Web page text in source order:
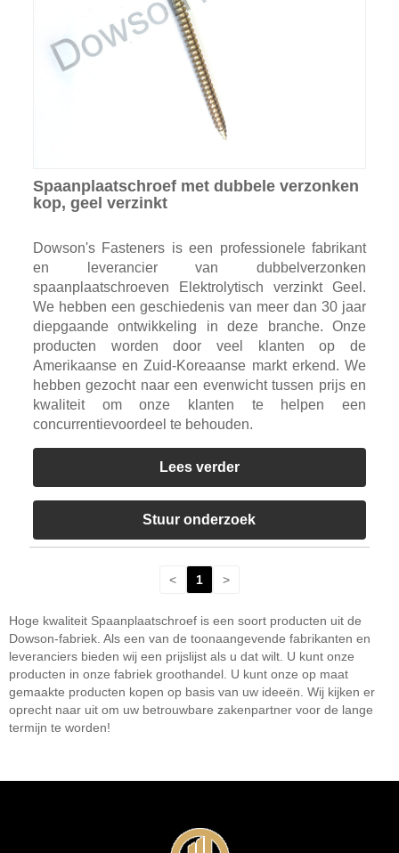
Spaanplaatschroef met dubbele verzonken
kop, geel verzinkt
Dowson's Fasteners is een professionele fabrikant
en leverancier van dubbelverzonken
spaanplaatschroeven Elektrolytisch verzinkt Geel.
We hebben een geschiedenis van meer dan 30 jaar
diepgaande ontwikkeling in deze branche. Onze
producten worden door veel klanten op de
Amerikaanse en Zuid-Koreaanse markt erkend. We
hebben gezocht naar een evenwicht tussen prijs en
kwaliteit om onze klanten te helpen een
concurrentievoordeel te behouden.
Lees verder
Stuur onderzoek
< 1 >
Hoge kwaliteit Spaanplaatschroef is een soort producten uit de
Dowson-fabriek. Als een van de toonaangevende fabrikanten en
leveranciers bieden wij een prijslijst als u dat wilt. U kunt onze
producten in onze fabriek groothandel. U kunt onze op maat
gemaakte producten kopen op basis van uw ideeën. Wij kijken er
oprecht naar uit om uw betrouwbare zakenpartner voor de lange
termijn te worden!